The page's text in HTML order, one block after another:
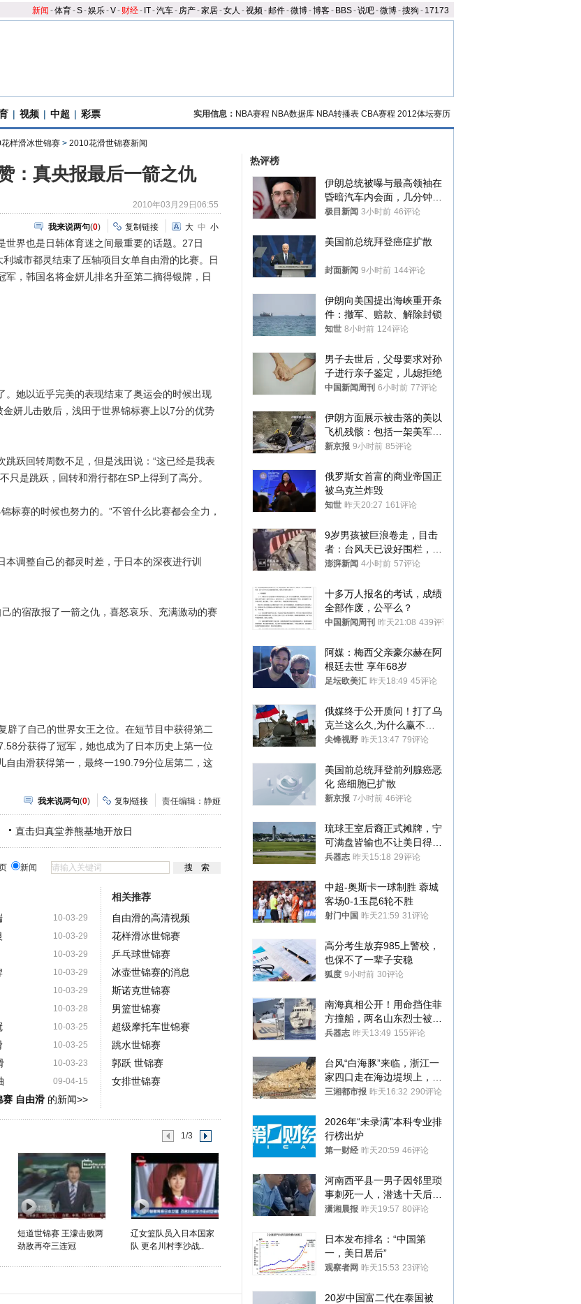
新闻 -体育-S-娱乐-V- 财经- IT-汽车- 房产-家居-女人 -视频-邮件-微博-博客- BBS-说吧-微博-搜狗 - 17173
| 视频 | 中超 | 彩票 实用信息： NBA赛程 NBA数据库 NBA转播表 CBA赛程 2012体坛赛历
样滑冰世锦赛 > 2010花滑世锦赛新闻
：真央报最后一箭之仇
2010年03月29日06:55
我来说两句(0) 复制链接 大 中 小
界也是日韩体育迷之间最重要的话题。27日
城市都灵结束了压轴项目女单自由滑的比赛。日
，韩国名将金妍儿排名升至第二摘得银牌，日
她以近乎完美的表现结束了奥运会的时候出现
妍儿击败后，浅田于世界锦标赛上以7分的优势
跃回转周数不足，但是浅田说：“这已经是我表
只是跳跃，回转和滑行都在SP上得到了高分。
赛的时候也努力的。”不管什么比赛都会全力，
调整自己的都灵时差，于日本的深夜进行训
宿敌报了一箭之仇，喜怒哀乐、充满激动的赛
了自己的世界女王之位。在短节目中获得第二
分获得了冠军，她也成为了日本历史上第一位
由滑获得第一，最终一190.79分位居第二，这
我来说两句(0) 复制链接 责任编辑：静娅
直击归真堂养熊基地开放日
新闻
10-03-29
10-03-29
10-03-29
10-03-29
10-03-29
10-03-28
10-03-25
10-03-25
10-03-23
09-04-15
赛 自由滑的新闻>>
相关推荐
自由滑的高清视频
花样滑冰世锦赛
乒乓球世锦赛
冰壶世锦赛的消息
斯诺克世锦赛
男篮世锦赛
超级摩托车世锦赛
跳水世锦赛
郭跃 世锦赛
女排世锦赛
1/3
短道世锦赛 王濛击败两
劲敌再夺三连冠
辽女篮队员入日本国家
队 更名川村李沙战..
热评榜
伊朗总统被曝与最高领袖在
昏暗汽车内会面，几分钟里
只能靠声音交谈难辨真假
极目新闻 3小时前 46评论
美国前总统拜登癌症扩散
封面新闻 9小时前 144评论
伊朗向美国提出海峡重开条
件：撤军、赔款、解除封锁
知世 8小时前 124评论
男子去世后，父母要求对孙
子进行亲子鉴定，儿媳拒绝
中国新闻周刊 6小时前 77评论
伊朗方面展示被击落的美以
飞机残骸：包括一架美军F-
15战斗机残骸以及多架无人
新京报 9小时前 85评论
俄罗斯女首富的商业帝国正
被乌克兰炸毁
知世 昨天20:27 161评论
9岁男孩被巨浪卷走，目击
者：台风天已设好围栏，一
家四口翻入时保安曾喊话劝
澎湃新闻 4小时前 57评论
十多万人报名的考试，成绩
全部作废，公平么？
中国新闻周刊 昨天21:08 439评论
阿媒：梅西父亲豪尔赫在阿
根廷去世 享年68岁
足坛欧美汇 昨天18:49 45评论
俄媒终于公开质问！打了乌
克兰这么久,为什么赢不了?
答案令人沉默
尖锋视野 昨天13:47 79评论
美国前总统拜登前列腺癌恶
化 癌细胞已扩散
新京报 7小时前 46评论
琉球王室后裔正式摊牌，宁
可满盘皆输也不让美日得
逞，中国成关键
兵器志 昨天15:18 29评论
中超-奥斯卡一球制胜 蓉城
客场0-1玉昆6轮不胜
射门中国 昨天21:59 31评论
高分考生放弃985上警校，
也保不了一辈子安稳
狐度 9小时前 30评论
南海真相公开！用命挡住菲
方撞船，两名山东烈士被授
武警最高荣誉
兵器志 昨天13:49 155评论
台风“白海豚”来临，浙江一
家四口走在海边堤坝上，其
中9岁男孩被巨浪卷入海
三湘都市报 昨天16:32 290评论
2026年“未录满”本科专业排
行榜出炉
第一财经 昨天20:59 46评论
河南西平县一男子因邻里琐
事刺死一人，潜逃十天后在
十多公里外一片玉米地里落
潇湘晨报 昨天19:57 80评论
日本发布排名：“中国第
一，美日居后”
观察者网 昨天15:53 23评论
20岁中国富二代在泰国被